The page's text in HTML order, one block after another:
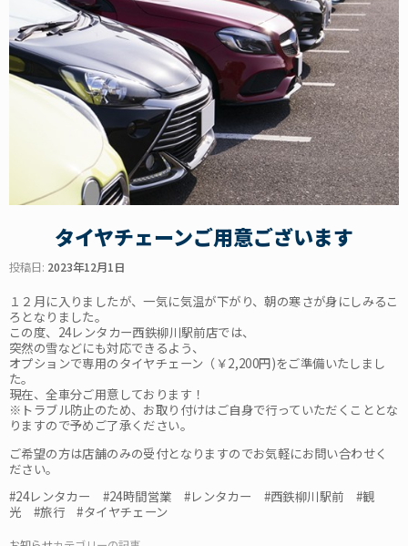
タイヤチェーンご用意ございます
投稿日: 2023年12月1日
１２月に入りましたが、一気に気温が下がり、朝の寒さが身にしみるこ
ろとなりました。
この度、24レンタカー西鉄柳川駅前店では、
突然の雪などにも対応できるよう、
オプションで専用のタイヤチェーン（￥2,200円)をご準備いたしまし
た。
現在、全車分ご用意しております！
※トラブル防止のため、お取り付けはご自身で行っていただくこととな
りますので予めご了承ください。
ご希望の方は店舗のみの受付となりますのでお気軽にお問い合わせく
ださい。
#24レンタカー #24時間営業 #レンタカー #西鉄柳川駅前 #観
光 #旅行 #タイヤチェーン